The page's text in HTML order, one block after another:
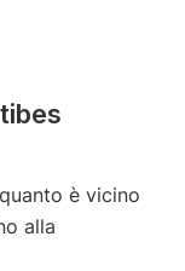
è vicino
alla